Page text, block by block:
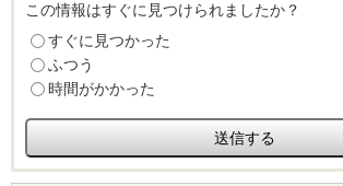
この情報はすぐに見つけられましたか？
すぐに見つかった
ふつう
時間がかかった